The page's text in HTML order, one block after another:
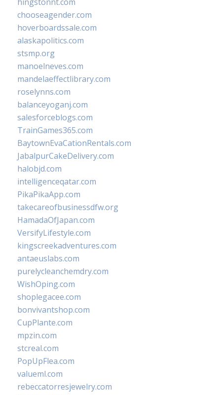
chooseagender.com
hoverboardssale.com
alaskapolitics.com
stsmp.org
manoelneves.com
mandelaeffectlibrary.com
roselynns.com
balanceyoganj.com
salesforceblogs.com
TrainGames365.com
BaytownEvaCationRentals.com
JabalpurCakeDelivery.com
halobjd.com
intelligenceqatar.com
PikaPikaApp.com
takecareofbusinessdfw.org
HamadaOfJapan.com
VersifyLifestyle.com
kingscreekadventures.com
antaeuslabs.com
purelycleanchemdry.com
WishOping.com
shoplegacee.com
bonvivantshop.com
CupPlante.com
mpzin.com
stcreal.com
PopUpFlea.com
valueml.com
rebeccatorresjewelry.com